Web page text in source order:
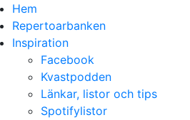
Hem
Repertoarbanken
Inspiration
Facebook
Kvastpodden
Länkar, listor och tips
Spotifylistor